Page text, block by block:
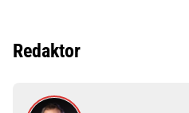
Redaktor